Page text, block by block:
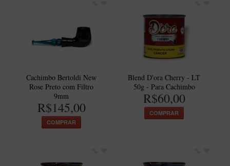
New Rose Polido
Piccolo
Premium
Sextavado
Zuccardi
Encerado
Cachimbo Bertoldi New
Rose Preto com Filtro
9mm
R$145,00
COMPRAR
Blend D'ora Cherry - LT
50g - Para Cachimbo
R$60,00
COMPRAR